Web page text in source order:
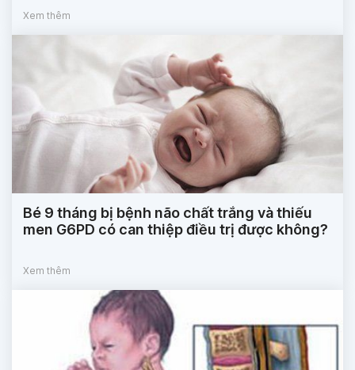
Xem thêm
Bé 9 tháng bị bệnh não chất trắng và thiếu
men G6PD có can thiệp điều trị được không?
Xem thêm